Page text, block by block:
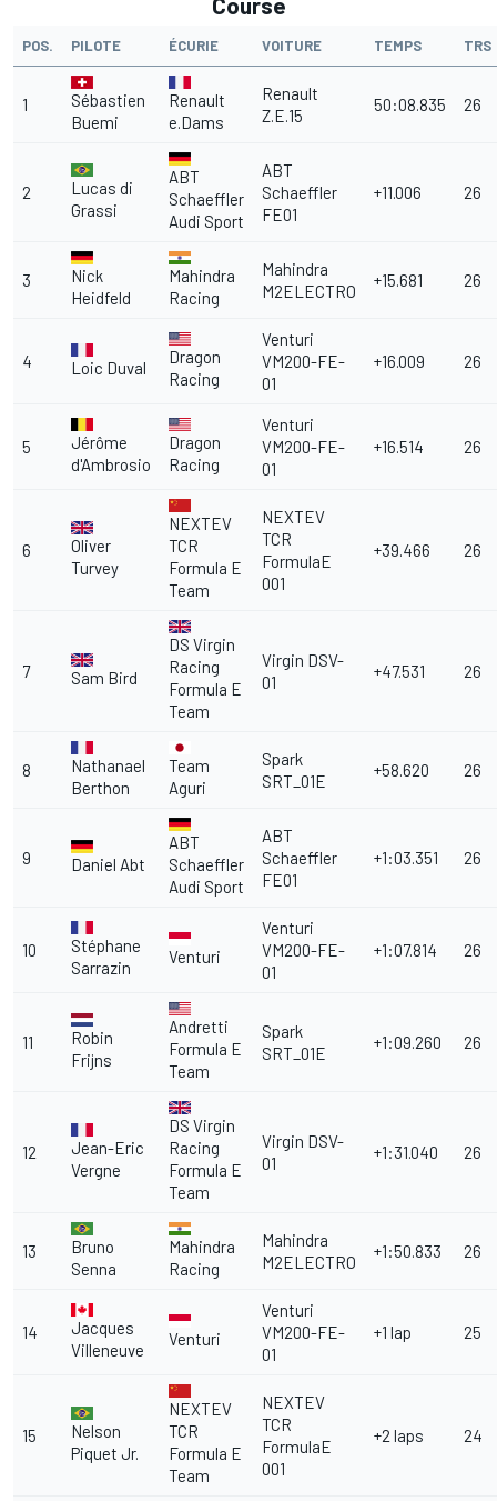
POS. PILOTE ÉCURIE VOITURE TEMPS TRS
1
Sébastien
Buemi
Renault
e.Dams
Renault
Z.E.15
50:08.835 26
2
Lucas di
Grassi
ABT
Schaeffler
Audi Sport
ABT
Schaeffler
FE01
+11.006 26
3
Nick
Heidfeld
Mahindra
Racing
Mahindra
M2ELECTRO
+15.681 26
4 Loic Duval
Dragon
Racing
Venturi
VM200-FE-
01
+16.009 26
5
Jérôme
d'Ambrosio
Dragon
Racing
Venturi
VM200-FE-
01
+16.514 26
6
Oliver
Turvey
NEXTEV
TCR
Formula E
Team
NEXTEV
TCR
FormulaE
001
+39.466 26
7 Sam Bird
DS Virgin
Racing
Formula E
Team
Virgin DSV-
01
+47.531 26
8
Nathanael
Berthon
Team
Aguri
Spark
SRT_01E
+58.620 26
9 Daniel Abt
ABT
Schaeffler
Audi Sport
ABT
Schaeffler
FE01
+1:03.351 26
10
Stéphane
Sarrazin
Venturi
Venturi
VM200-FE-
01
+1:07.814 26
11
Robin
Frijns
Andretti
Formula E
Team
Spark
SRT_01E
+1:09.260 26
12
Jean-Eric
Vergne
DS Virgin
Racing
Formula E
Team
Virgin DSV-
01
+1:31.040 26
13
Bruno
Senna
Mahindra
Racing
Mahindra
M2ELECTRO
+1:50.833 26
14
Jacques
Villeneuve
Venturi
Venturi
VM200-FE-
01
+1 lap 25
15
Nelson
Piquet Jr.
NEXTEV
TCR
Formula E
Team
NEXTEV
TCR
FormulaE
001
+2 laps 24